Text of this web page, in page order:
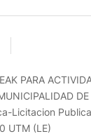
PARA
Licitacion
UTM (LE)